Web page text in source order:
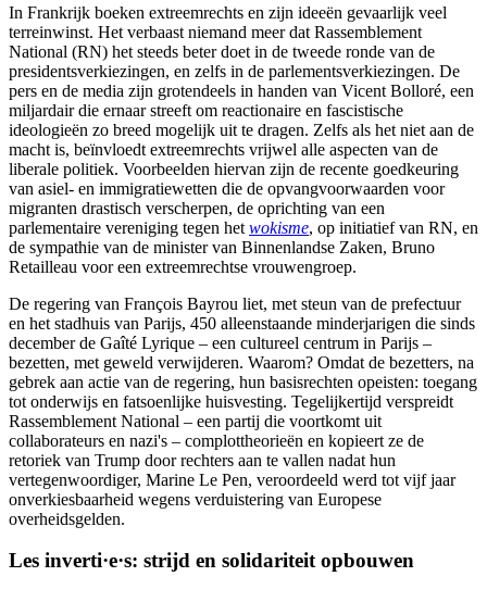
In Frankrijk boeken extreemrechts en zijn ideeën gevaarlijk veel
terreinwinst. Het verbaast niemand meer dat Rassemblement
National (RN) het steeds beter doet in de tweede ronde van de
presidentsverkiezingen, en zelfs in de parlementsverkiezingen. De
pers en de media zijn grotendeels in handen van Vicent Bolloré, een
miljardair die ernaar streeft om reactionaire en fascistische
ideologieën zo breed mogelijk uit te dragen. Zelfs als het niet aan de
macht is, beïnvloedt extreemrechts vrijwel alle aspecten van de
liberale politiek. Voorbeelden hiervan zijn de recente goedkeuring
van asiel- en immigratiewetten die de opvangvoorwaarden voor
migranten drastisch verscherpen, de oprichting van een
parlementaire vereniging tegen het wokisme, op initiatief van RN, en
de sympathie van de minister van Binnenlandse Zaken, Bruno
Retailleau voor een extreemrechtse vrouwengroep.
De regering van François Bayrou liet, met steun van de prefectuur
en het stadhuis van Parijs, 450 alleenstaande minderjarigen die sinds
december de Gaîté Lyrique – een cultureel centrum in Parijs –
bezetten, met geweld verwijderen. Waarom? Omdat de bezetters, na
gebrek aan actie van de regering, hun basisrechten opeisten: toegang
tot onderwijs en fatsoenlijke huisvesting. Tegelijkertijd verspreidt
Rassemblement National – een partij die voortkomt uit
collaborateurs en nazi's – complottheorieën en kopieert ze de
retoriek van Trump door rechters aan te vallen nadat hun
vertegenwoordiger, Marine Le Pen, veroordeeld werd tot vijf jaar
onverkiesbaarheid wegens verduistering van Europese
overheidsgelden.
Les inverti·e·s: strijd en solidariteit opbouwen